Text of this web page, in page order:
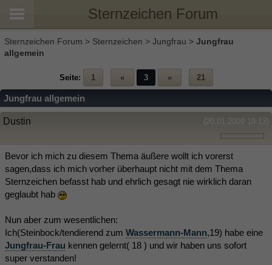
Sternzeichen Forum
Sternzeichen Forum > Sternzeichen > Jungfrau > Jungfrau
allgemein
Seite: 1 « 3 » 21
Jungfrau allgemein
(20.01.2009 19:13)
Dustin
Bevor ich mich zu diesem Thema äußere wollt ich vorerst
sagen,dass ich mich vorher überhaupt nicht mit dem Thema
Sternzeichen befasst hab und ehrlich gesagt nie wirklich daran
geglaubt hab
Nun aber zum wesentlichen:
Ich(Steinbock/tendierend zum Wassermann-Mann,19) habe eine
Jungfrau-Frau kennen gelernt( 18 ) und wir haben uns sofort
super verstanden!